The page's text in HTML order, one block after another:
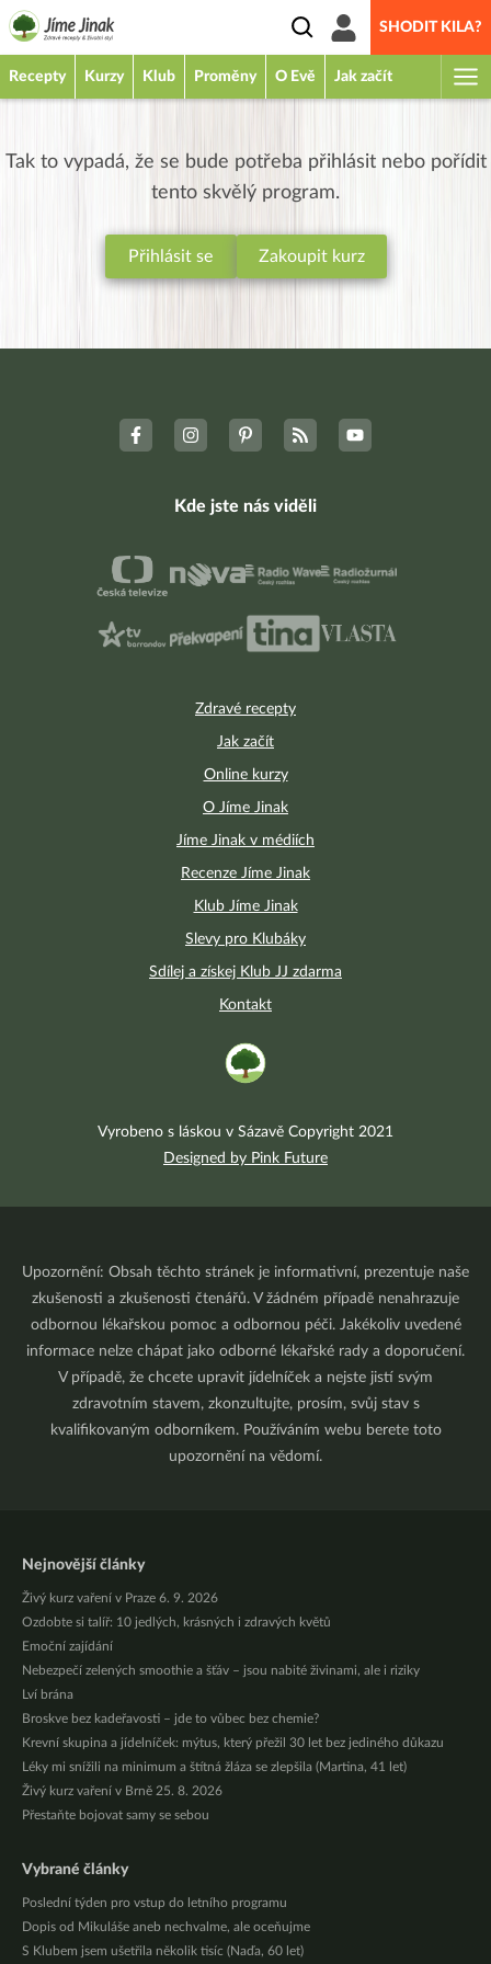
SHODIT KILA?
Recepty Kurzy Klub Proměny O Evě Jak začít
Tak to vypadá, že se bude potřeba přihlásit nebo pořídit
tento skvělý program.
Přihlásit se Zakoupit kurz
Zdravé recepty
Jak začít
Online kurzy
O Jíme Jinak
Jíme Jinak v médiích
Recenze Jíme Jinak
Klub Jíme Jinak
Slevy pro Klubáky
Sdílej a získej Klub JJ zdarma
Kontakt
Kde jste nás viděli
Vyrobeno s láskou v Sázavě Copyright 2021
Designed by Pink Future
Upozornění: Obsah těchto stránek je informativní, prezentuje naše
zkušenosti a zkušenosti čtenářů. V žádném případě nenahrazuje
odbornou lékařskou pomoc a odbornou péči. Jakékoliv uvedené
informace nelze chápat jako odborné lékařské rady a doporučení.
V případě, že chcete upravit jídelníček a nejste jistí svým
zdravotním stavem, zkonzultujte, prosím, svůj stav s
kvalifikovaným odborníkem. Používáním webu berete toto
upozornění na vědomí.
Nejnovější články
Živý kurz vaření v Praze 6. 9. 2026
Ozdobte si talíř: 10 jedlých, krásných i zdravých květů
Emoční zajídání
Nebezpečí zelených smoothie a šťáv – jsou nabité živinami, ale i riziky
Lví brána
Broskve bez kadeřavosti – jde to vůbec bez chemie?
Krevní skupina a jídelníček: mýtus, který přežil 30 let bez jediného důkazu
Léky mi snížili na minimum a štítná žláza se zlepšila (Martina, 41 let)
Živý kurz vaření v Brně 25. 8. 2026
Přestaňte bojovat samy se sebou
Vybrané články
Poslední týden pro vstup do letního programu
Dopis od Mikuláše aneb nechvalme, ale oceňujme
S Klubem jsem ušetřila několik tisíc (Naďa, 60 let)